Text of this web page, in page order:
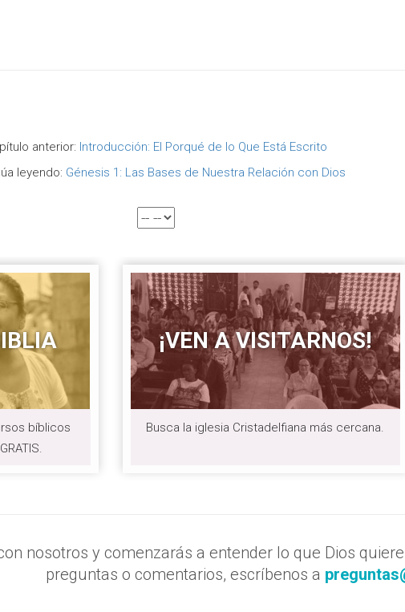
anterior: Introducción: El Porqué de lo Que Está Escrito
leyendo: Génesis 1: Las Bases de Nuestra Relación con Dios
bíblicos
¡VEN A VISITARNOS!
Busca la iglesia Cristadelfiana más cercana.
nosotros y comenzarás a entender lo que Dios
preguntas o comentarios, escríbenos a